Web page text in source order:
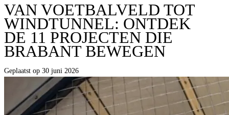
VAN VOETBALVELD TOT
WINDTUNNEL: ONTDEK
DE 11 PROJECTEN DIE
BRABANT BEWEGEN
Geplaatst op 30 juni 2026